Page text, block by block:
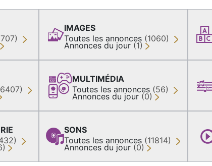
IMAGES
Toutes les annonces (1060)
Annonces du jour (1)
MULTIMÉDIA
Toutes les annonces (56)
Annonces du jour (0)
SONS
Toutes les annonces (11814)
Annonces du jour (0)